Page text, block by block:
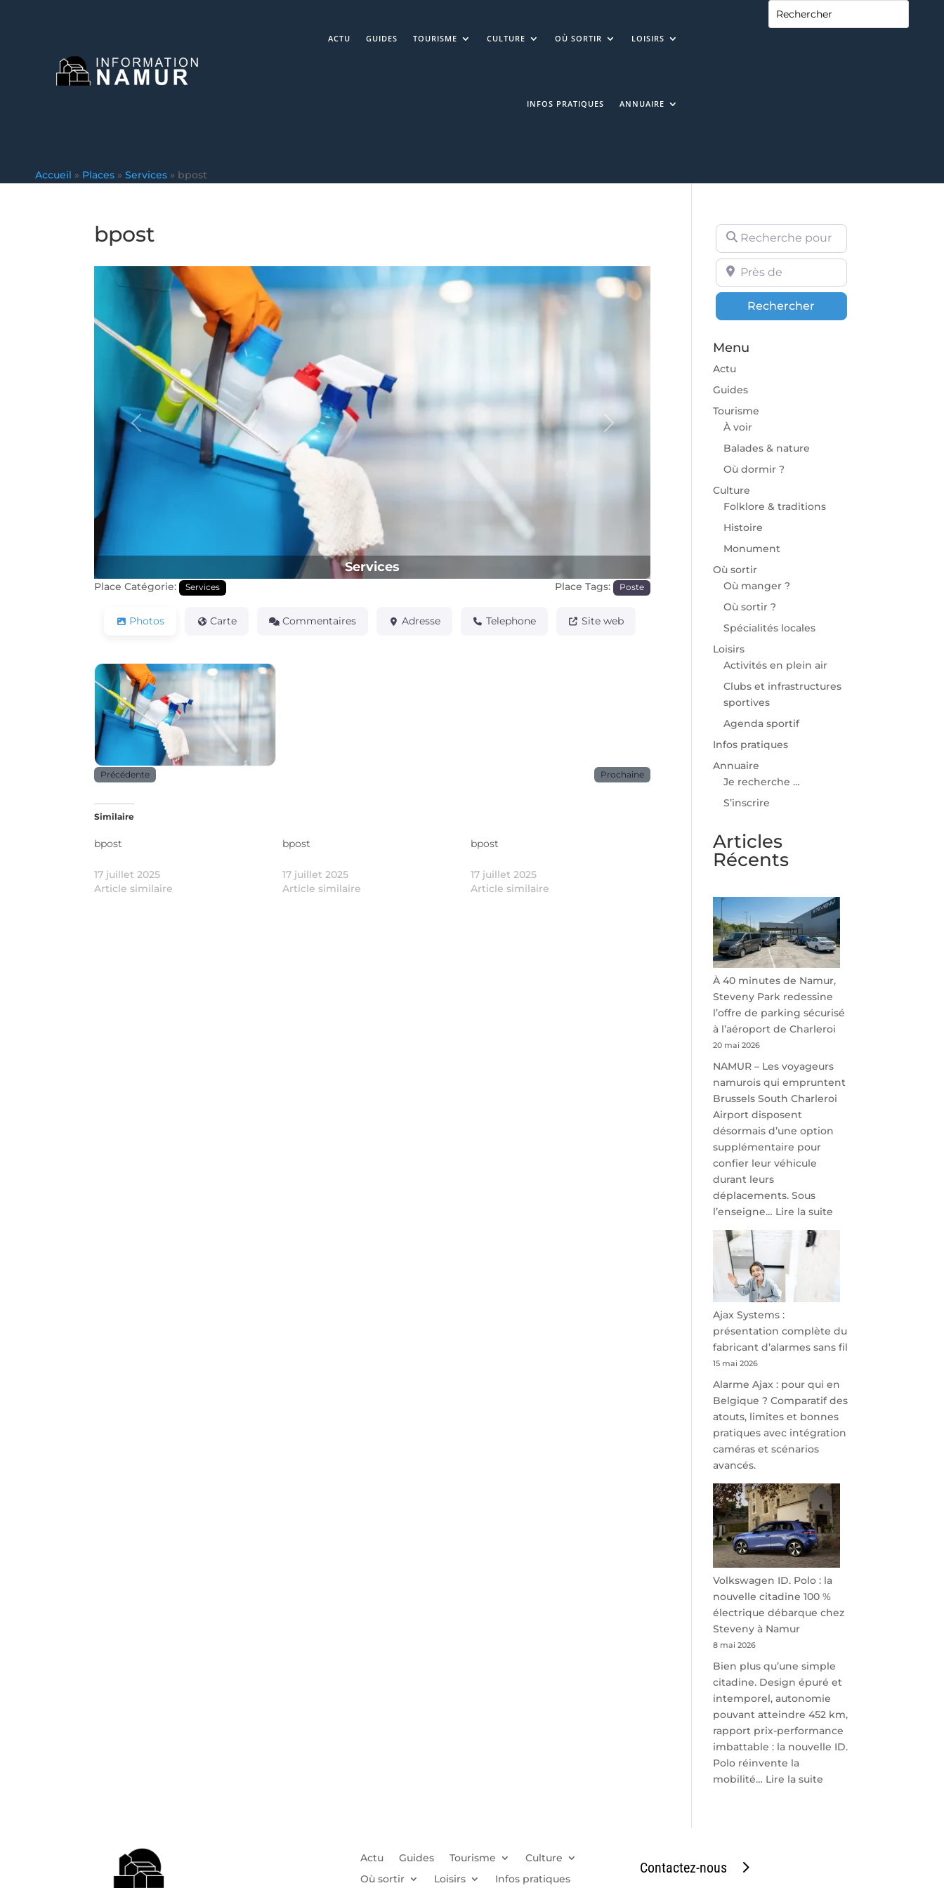
ACTU GUIDES TOURISME CULTURE OÙ SORTIR LOISIRS
INFOS PRATIQUES ANNUAIRE
Accueil » Places » Services » bpost
bpost
Services
Précédente Prochaine
Place Catégorie: Services Place Tags: Poste
Photos Carte Commentaires Adresse Telephone Site web
Services
Précédente Prochaine
Similaire
bpost
17 juillet 2025
Article similaire
bpost
17 juillet 2025
Article similaire
bpost
17 juillet 2025
Article similaire
Recherche pour
Près de
Rechercher
Menu
Actu
Guides
Tourisme
À voir
Balades & nature
Où dormir ?
Culture
Folklore & traditions
Histoire
Monument
Où sortir
Où manger ?
Où sortir ?
Spécialités locales
Loisirs
Activités en plein air
Clubs et infrastructures
sportives
Agenda sportif
Infos pratiques
Annuaire
Je recherche …
S’inscrire
Articles
Récents
À 40 minutes de Namur,
Steveny Park redessine
l’offre de parking sécurisé
à l’aéroport de Charleroi
20 mai 2026
NAMUR – Les voyageurs
namurois qui empruntent
Brussels South Charleroi
Airport disposent
désormais d’une option
supplémentaire pour
confier leur véhicule
durant leurs
déplacements. Sous
l’enseigne… Lire la suite
Park
redessine
parking
sécurisé
à
l’aéroport
Ajax Systems :
présentation complète du
fabricant d’alarmes sans fil
15 mai 2026
Alarme Ajax : pour qui en
Belgique ? Comparatif des
atouts, limites et bonnes
pratiques avec intégration
caméras et scénarios
avancés.
Volkswagen ID. Polo : la
nouvelle citadine 100 %
électrique débarque chez
Steveny à Namur
8 mai 2026
Bien plus qu’une simple
citadine. Design épuré et
intemporel, autonomie
pouvant atteindre 452 km,
rapport prix-performance
imbattable : la nouvelle ID.
Polo réinvente la
mobilité… Lire la suite
Actu Guides Tourisme
Culture
Où sortir
Loisirs Infos pratiques
Contactez-nous